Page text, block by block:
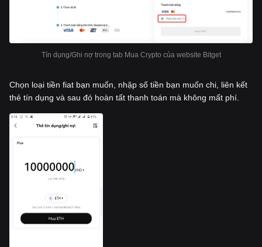
Tín dụng/Ghi nợ trong tab Mua Crypto của website Bitget
Chọn loại tiền fiat bạn muốn, nhập số tiền bạn muốn chi, liên kết
thẻ tín dụng và sau đó hoàn tất thanh toán mà không mất phí.